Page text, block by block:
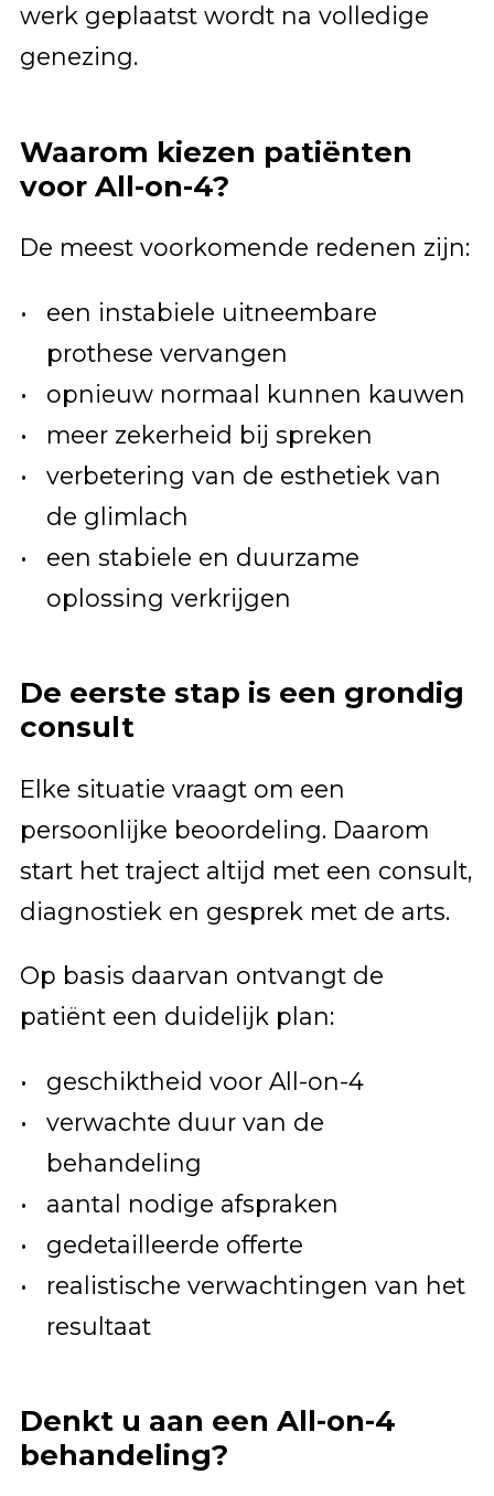
werk geplaatst wordt na volledige
genezing.
Waarom kiezen patiënten
voor All-on-4?
De meest voorkomende redenen zijn:
een instabiele uitneembare
prothese vervangen
opnieuw normaal kunnen kauwen
meer zekerheid bij spreken
verbetering van de esthetiek van
de glimlach
een stabiele en duurzame
oplossing verkrijgen
De eerste stap is een grondig
consult
Elke situatie vraagt om een
persoonlijke beoordeling. Daarom
start het traject altijd met een consult,
diagnostiek en gesprek met de arts.
Op basis daarvan ontvangt de
patiënt een duidelijk plan:
geschiktheid voor All-on-4
verwachte duur van de
behandeling
aantal nodige afspraken
gedetailleerde offerte
realistische verwachtingen van het
resultaat
Denkt u aan een All-on-4
behandeling?